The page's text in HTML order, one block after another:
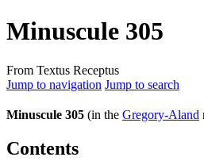
Minuscule 305
From Textus Receptus
Jump to navigation Jump to search
Minuscule 305 (in the Gregory-Aland
Contents